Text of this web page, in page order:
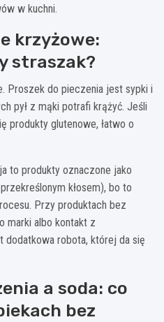
w kuchni.
krzyżowe:
straszak?
Proszek do pieczenia jest sypki i
pył z mąki potrafi krążyć. Jeśli
produkty glutenowe, łatwo o
to produkty oznaczone jako
kłosem), bo to
Przy produktach bez
marki albo kontakt z
robota, której da się
a soda: co
bez